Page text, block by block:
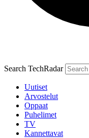
Search TechRadar
Uutiset
Arvostelut
Oppaat
Puhelimet
TV
Kannettavat